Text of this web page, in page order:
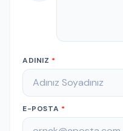
ADINIZ *
E-POSTA *